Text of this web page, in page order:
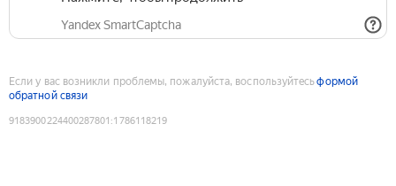
Yandex SmartCaptcha
Если у вас возникли проблемы, пожалуйста, воспользуйтесьформой
обратной связи
9183900224400287801 :1786118219